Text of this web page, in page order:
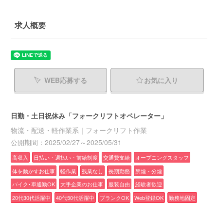
求人概要
WEB応募する お気に入り
日勤・土日祝休み「フォークリフトオペレーター」
物流・配送・軽作業系｜フォークリフト作業
公開期間：2025/02/27～2025/05/31
高収入 日払い・週払い・前給制度 交通費支給
オープニングスタッフ
体を動かすお仕事
軽作業 残業なし 長期勤務
禁煙・分煙
バイク･車通勤OK
大手企業のお仕事 服装自由
経験者歓迎
20代30代活躍中
40代50代活躍中 ブランクOK Web登録OK 勤務地固定